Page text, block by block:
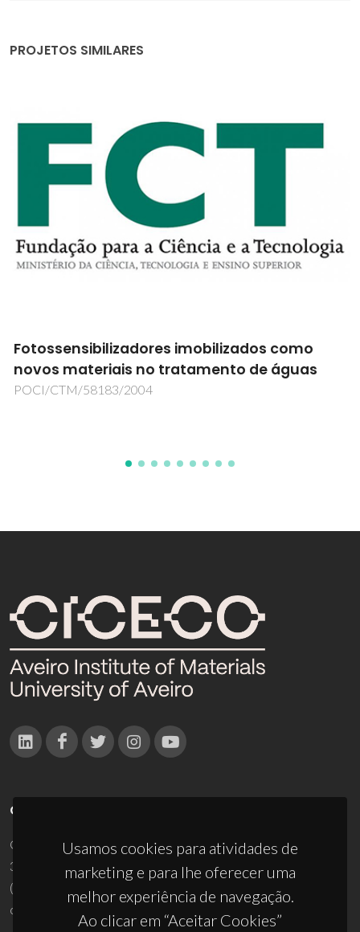
PROJETOS SIMILARES
Fotossensibilizadores imobilizados como
novos materiais no tratamento de águas
POCI/CTM/58183/2004
Usamos cookies para atividades de
marketing e para lhe oferecer uma
melhor experiência de navegação.
Ao clicar em “Aceitar Cookies”
CONTACTOS
Campus Universitário de Santiago
3810-193 Aveiro - Portugal
(+351) 234 370 200
ciceco@ua.pt